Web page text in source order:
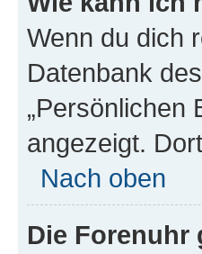
Wenn du dich
Datenbank
„Persönlichen
angezeigt.
Nach oben
Die Forenuhr